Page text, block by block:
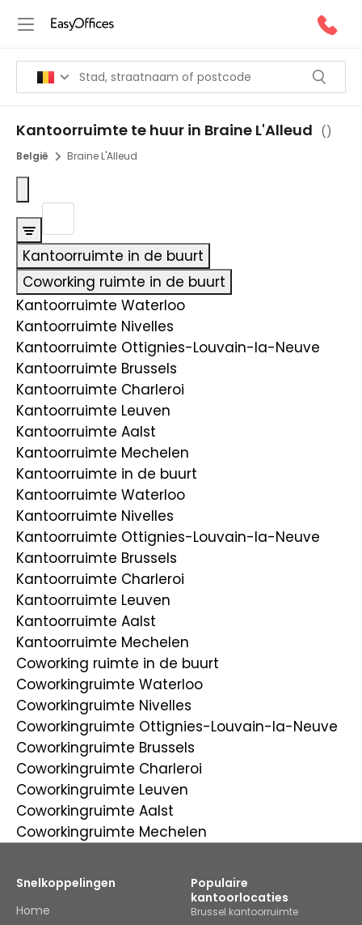
Kantoorruimte te huur in Braine L'Alleud ()
België Braine L'Alleud
Kantoorruimte in de buurt
Coworking ruimte in de buurt
Kantoorruimte Waterloo
Kantoorruimte Nivelles
Kantoorruimte Ottignies-Louvain-la-Neuve
Kantoorruimte Brussels
Kantoorruimte Charleroi
Kantoorruimte Leuven
Kantoorruimte Aalst
Kantoorruimte Mechelen
Kantoorruimte in de buurt
Kantoorruimte Waterloo
Kantoorruimte Nivelles
Kantoorruimte Ottignies-Louvain-la-Neuve
Kantoorruimte Brussels
Kantoorruimte Charleroi
Kantoorruimte Leuven
Kantoorruimte Aalst
Kantoorruimte Mechelen
Coworking ruimte in de buurt
Coworkingruimte Waterloo
Coworkingruimte Nivelles
Coworkingruimte Ottignies-Louvain-la-Neuve
Coworkingruimte Brussels
Coworkingruimte Charleroi
Coworkingruimte Leuven
Coworkingruimte Aalst
Coworkingruimte Mechelen
Snelkoppelingen
Home
Populaire
kantoorlocaties
Brussel kantoorruimte